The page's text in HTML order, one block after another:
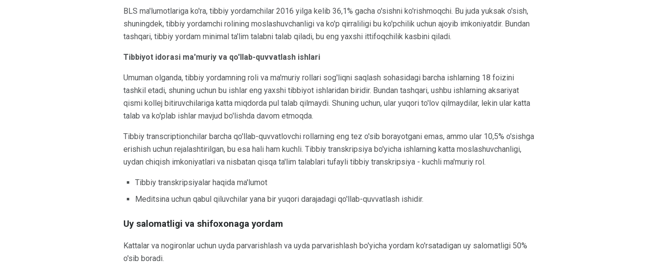
BLS ma'lumotlariga ko'ra, tibbiy yordamchilar 2016 yilga kelib 36,1% gacha o'sishni ko'rishmoqchi. Bu juda yuksak o'sish,
shuningdek, tibbiy yordamchi rolining moslashuvchanligi va ko'p qirraliligi bu ko'pchilik uchun ajoyib imkoniyatdir. Bundan
tashqari, tibbiy yordam minimal ta'lim talabni talab qiladi, bu eng yaxshi ittifoqchilik kasbini qiladi.
Tibbiyot idorasi ma'muriy va qo'llab-quvvatlash ishlari
Umuman olganda, tibbiy yordamning roli va ma'muriy rollari sog'liqni saqlash sohasidagi barcha ishlarning 18 foizini
tashkil etadi, shuning uchun bu ishlar eng yaxshi tibbiyot ishlaridan biridir. Bundan tashqari, ushbu ishlarning aksariyat
qismi kollej bitiruvchilariga katta miqdorda pul talab qilmaydi. Shuning uchun, ular yuqori to'lov qilmaydilar, lekin ular katta
talab va ko'plab ishlar mavjud bo'lishda davom etmoqda.
Tibbiy transcriptionchilar barcha qo'llab-quvvatlovchi rollarning eng tez o'sib borayotgani emas, ammo ular 10,5% o'sishga
erishish uchun rejalashtirilgan, bu esa hali ham kuchli. Tibbiy transkripsiya bo'yicha ishlarning katta moslashuvchanligi,
uydan chiqish imkoniyatlari va nisbatan qisqa ta'lim talablari tufayli tibbiy transkripsiya - kuchli ma'muriy rol.
Tibbiy transkripsiyalar haqida ma'lumot
Meditsina uchun qabul qiluvchilar yana bir yuqori darajadagi qo'llab-quvvatlash ishidir.
Uy salomatligi va shifoxonaga yordam
Kattalar va nogironlar uchun uyda parvarishlash va uyda parvarishlash bo'yicha yordam ko'rsatadigan uy salomatligi 50%
o'sib boradi.